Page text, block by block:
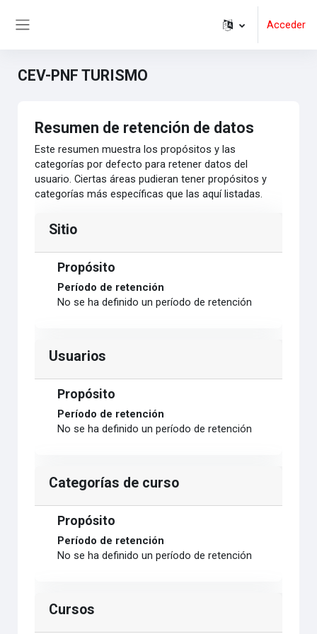
Acceder
CEV-PNF TURISMO
Resumen de retención de datos
Este resumen muestra los propósitos y las
categorías por defecto para retener datos del
usuario. Ciertas áreas pudieran tener propósitos y
categorías más específicas que las aquí listadas.
Sitio
Propósito
Período de retención
No se ha definido un período de retención
Usuarios
Propósito
Período de retención
No se ha definido un período de retención
Categorías de curso
Propósito
Período de retención
No se ha definido un período de retención
Cursos